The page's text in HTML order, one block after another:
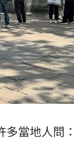
多當地人問